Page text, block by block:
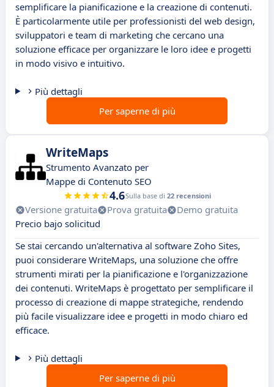
semplificare la pianificazione e la creazione di contenuti.
È particolarmente utile per professionisti del web design,
sviluppatori e team di marketing che cercano una
soluzione efficace per organizzare le loro idee e progetti
in modo visivo e intuitivo.
Più dettagli
Per saperne di più
WriteMaps
Strumento Avanzato per
Mappe di Contenuto SEO
4.6Sulla base di 22 recensioni
Versione gratuita Prova gratuita
Demo gratuita
Precio bajo solicitud
Se stai cercando un'alternativa al software Zoho Sites,
puoi considerare WriteMaps, una soluzione che offre
strumenti mirati per la pianificazione e l'organizzazione
dei contenuti. WriteMaps è progettato per semplificare il
processo di creazione di mappe strategiche, rendendo
più facile visualizzare idee e progetti in modo chiaro ed
efficace.
Più dettagli
Per saperne di più